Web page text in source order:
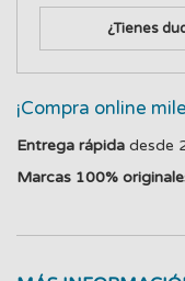
¿Tienes
¡Compra online
Entrega rápida desde
Marcas 100%